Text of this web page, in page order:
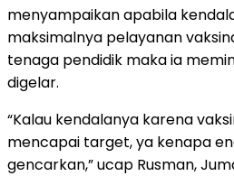
menyampaikan apabila
maksimalnya pelayanan
tenaga pendidik maka ia
digelar.
“Kalau kendalanya karena
mencapai target, ya kenapa
gencarkan,” ucap Rusman,